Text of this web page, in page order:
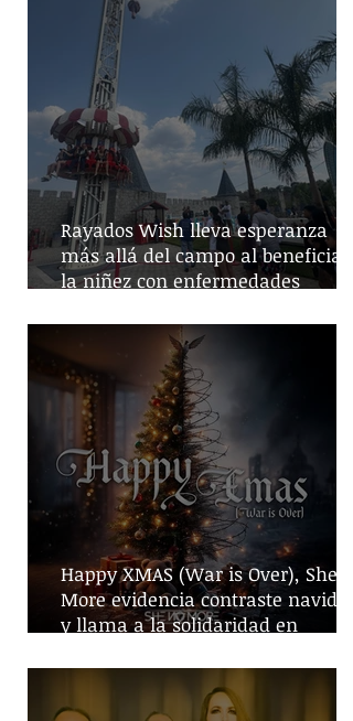
Rayados Wish lleva esperanza
más allá del campo al beneficiar a
la niñez con enfermedades
Happy XMAS (War is Over), She
More evidencia contraste
y llama a la solidaridad en